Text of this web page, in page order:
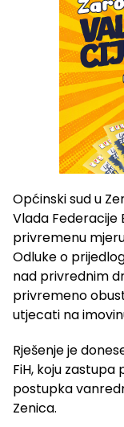
Općinski sud u
Vlada Federacije
privremenu
Odluke o
nad privrednim
privremeno
utjecati na
Rješenje je
FiH, koju
postupka
Zenica.